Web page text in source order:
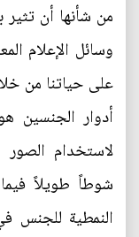
من شأنها أن تثير
وسائل الإعلام
على حياتنا من
أدوار الجنسين
لاستخدام
شوطاً طويلاً فيما
النمطية للجنس